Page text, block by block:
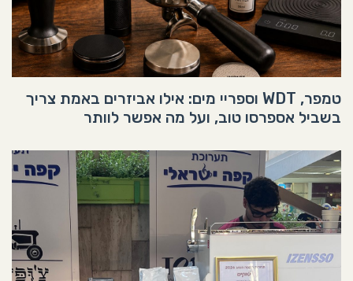
טמפר, WDT וספריי מים: אילו אביזרים באמת צריך
בשביל אספרסו טוב, ועל מה אפשר לוותר